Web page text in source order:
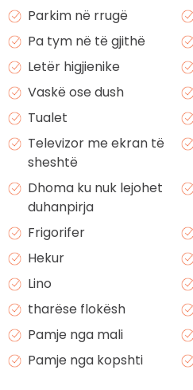
Parkim në rrugë
Pa tym në të gjithë
Letër higjienike
Vaskë ose dush
Tualet
Televizor me ekran të
sheshtë
Dhoma ku nuk lejohet
duhanpirja
Frigorifer
Hekur
Lino
tharëse flokësh
Pamje nga mali
Pamje nga kopshti